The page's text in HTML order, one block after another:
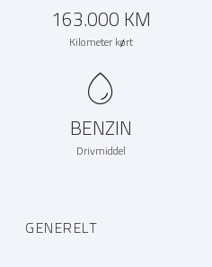
163.000 KM
Kilometer kørt
BENZIN
Drivmiddel
GENERELT